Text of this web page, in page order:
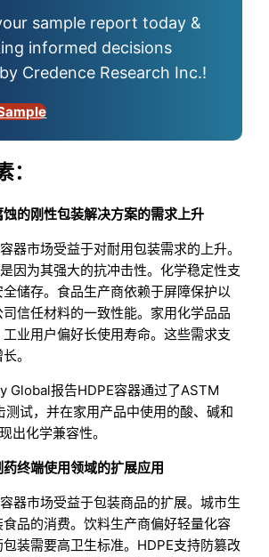
sample report today &
informed decisions
Credence Research Inc.!
：
的刚性包装解决方案的需求上升
器市场受益于对耐用包装需求的上升。
因为其强大的抗冲击性。化学稳定性支
储存。食品生产商依赖于屏障保护以
信任材料的一致性能。家用化学品品
业用户偏好长使用寿命。这些需求支
。
Global报告HDPE容器通过了ASTM
测试，并在家用产品中使用的酸、碱和
出化学兼容性。
终端使用领域的扩展应用
器市场受益于包装商品的扩展。城市生
品的消费。饮料生产商偏好轻量化容
装需要高卫生标准。HDPE支持防篡改